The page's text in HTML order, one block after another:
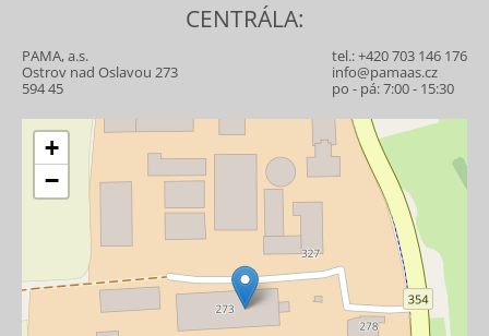
CENTRÁLA:
PAMA, a.s.
Ostrov nad Oslavou 273
594 45
tel.:+420 703 146 176
info@pamaas.cz
po - pá: 7:00 - 15:30
+
−